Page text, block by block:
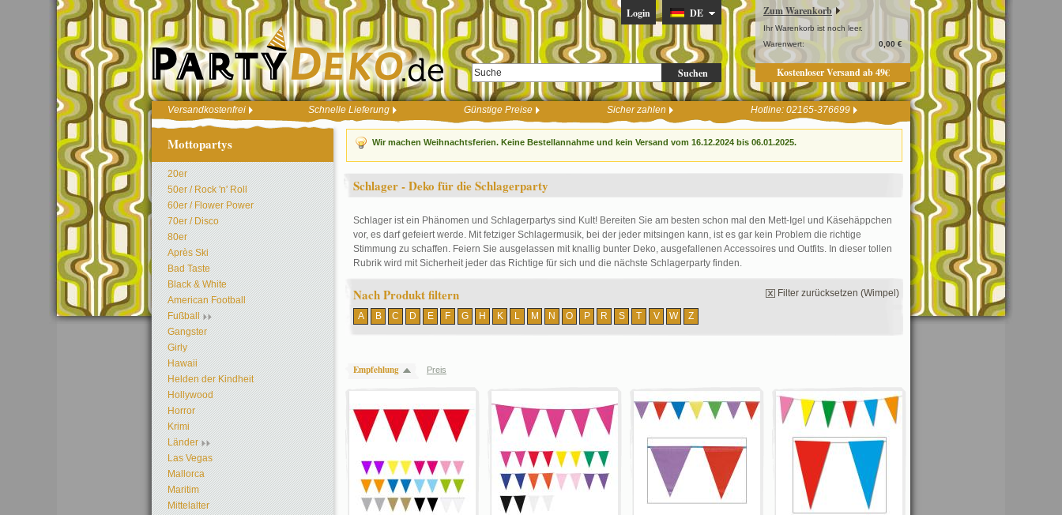
Suchen
Login DE Zum Warenkorb
Ihr Warenkorb ist noch leer.
Warenwert:
0,00 €
Kostenloser Versand ab 49€
Versandkostenfrei Schnelle Lieferung Günstige Preise Sicher zahlen Hotline: 02165-376699
Wir machen Weihnachtsferien. Keine Bestellannahme und kein Versand vom 16.12.2024 bis 06.01.2025.
Schlager - Deko für die Schlagerparty
Schlager ist ein Phänomen und Schlagerpartys sind Kult! Bereiten Sie am besten schon mal den Mett-Igel und Käsehäppchen
vor, es darf gefeiert werde. Mit fetziger Schlagermusik, bei der jeder mitsingen kann, ist es gar kein Problem die richtige
Stimmung zu schaffen. Feiern Sie ausgelassen mit knallig bunter Deko, ausgefallenen Accessoires und Outfits. In dieser tollen
Rubrik wird mit Sicherheit jeder das Richtige für sich und die nächste Schlagerparty finden.
Nach Produkt filtern
A B C D E F G H K L M N O P R S T V W Z
Filter zurücksetzen (Wimpel)
Empfehlung Preis
Mottopartys
20er
50er / Rock 'n' Roll
60er / Flower Power
70er / Disco
80er
Après Ski
Bad Taste
Black & White
American Football
Fußball
Gangster
Girly
Hawaii
Helden der Kindheit
Hollywood
Horror
Krimi
Länder
Las Vegas
Mallorca
Maritim
Mittelalter